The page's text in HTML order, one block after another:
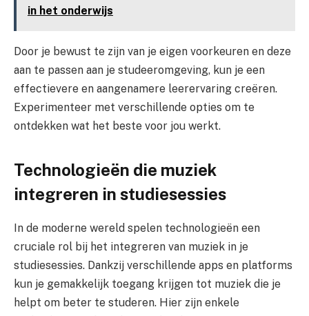
in het onderwijs
Door je bewust te zijn van je eigen voorkeuren en deze
aan te passen aan je studeeromgeving, kun je een
effectievere en aangenamere leerervaring creëren.
Experimenteer met verschillende opties om te
ontdekken wat het beste voor jou werkt.
Technologieën die muziek
integreren in studiesessies
In de moderne wereld spelen technologieën een
cruciale rol bij het integreren van muziek in je
studiesessies. Dankzij verschillende apps en platforms
kun je gemakkelijk toegang krijgen tot muziek die je
helpt om beter te studeren. Hier zijn enkele